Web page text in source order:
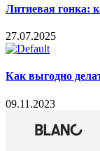
Литиевая гонка:
27.07.2025
Как выгодно
09.11.2023